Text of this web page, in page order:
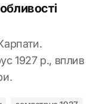
1927 р., вплив